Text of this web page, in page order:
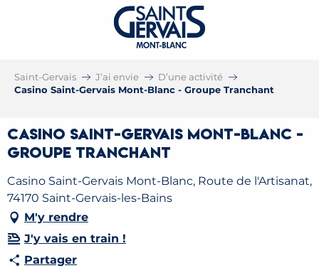
Saint-Gervais J’ai envie
D’une activité
Casino Saint-Gervais Mont-Blanc - Groupe Tranchant
Casino Saint-Gervais Mont-Blanc -
Groupe Tranchant
Casino Saint-Gervais Mont-Blanc, Route de l'Artisanat,
74170 Saint-Gervais-les-Bains
M'y rendre
J'y vais en train !
Partager